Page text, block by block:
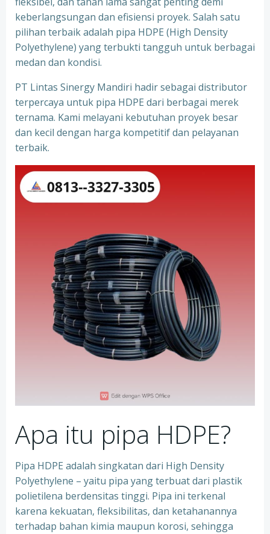
keberlangsungan dan efisiensi proyek. Salah satu
pilihan terbaik adalah pipa HDPE (High Density
Polyethylene) yang terbukti tangguh untuk berbagai
medan dan kondisi.
PT Lintas Sinergy Mandiri hadir sebagai distributor
terpercaya untuk pipa HDPE dari berbagai merek
ternama. Kami melayani kebutuhan proyek besar
dan kecil dengan harga kompetitif dan pelayanan
terbaik.
Apa itu pipa HDPE?
Pipa HDPE adalah singkatan dari High Density
Polyethylene – yaitu pipa yang terbuat dari plastik
polietilena berdensitas tinggi. Pipa ini terkenal
karena kekuatan, fleksibilitas, dan ketahanannya
terhadap bahan kimia maupun korosi, sehingga